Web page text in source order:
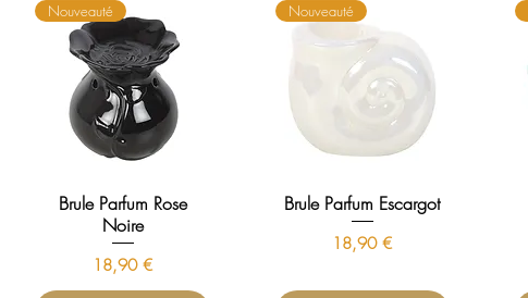
Nouveauté
Brule Parfum Rose
Noire
Prix
18,90 €
Nouveauté
Brule Parfum Escargot
Prix
18,90 €